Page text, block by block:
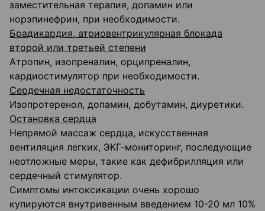
заместительная терапия, допамин или
норэпинефрин, при необходимости.
Брадикардия, атриовентрикулярная блокада
второй или третьей степени
Атропин, изопреналин, орципреналин,
кардиостимулятор при необходимости.
Сердечная недостаточность
Изопротеренол, допамин, добутамин, диуретики.
Остановка сердца
Непрямой массаж сердца, искусственная
вентиляция легких, ЭКГ-мониторинг, последующие
неотложные меры, такие как дефибрилляция или
сердечный стимулятор.
Симптомы интоксикации очень хорошо
купируются внутривенным введением 10-20 мл 10%